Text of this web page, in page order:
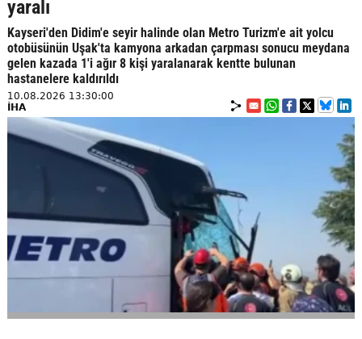
yaralı
Kayseri'den Didim'e seyir halinde olan Metro Turizm'e ait yolcu
otobüsünün Uşak'ta kamyona arkadan çarpması sonucu meydana
gelen kazada 1'i ağır 8 kişi yaralanarak kentte bulunan
hastanelere kaldırıldı
10.08.2026 13:30:00
İHA